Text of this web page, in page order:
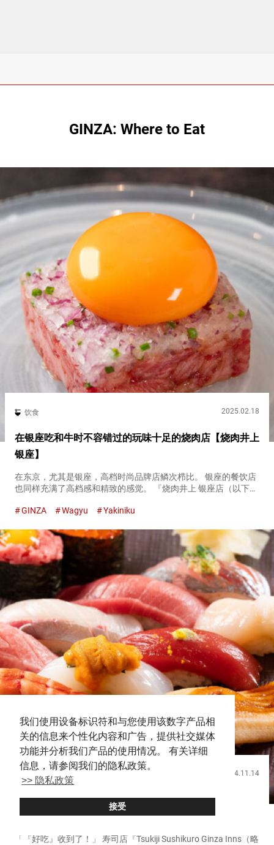
我们使用设备标识符和与您使用该数字产品相
关的信息来个性化内容和广告，提供社交媒体
功能并分析我们产品的使用情况。 有关详细
信息，请参阅我们的隐私政策。
>> 隐私政策
接受
GINZA: Where to Eat
饮食 2025.02.18
在银座吃和牛时不容错过的玩味十足的烧肉店【烧肉井上
银座】
在东京，尤其是银座，高档时尚品牌店鳞次栉比。 银座的餐饮店
也同样充满了高档感和精致的感觉。 『烧肉井上 银座店（以下简
代风格烧肉店。 提供精选的黑毛和牛，并加入富...
GINZA Wagyu Yakiniku
饮食 2024.11.14
在银座品尝新鲜的寿司、丼饭和烤料理【Tsukiji
Sushikuro Ginza Inns】
「『好吃』收到了！」 寿司店『Tsukiji Sushikuro Ginza Inns（略